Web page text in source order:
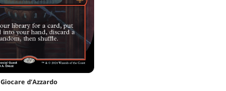
Giocare d’Azzardo